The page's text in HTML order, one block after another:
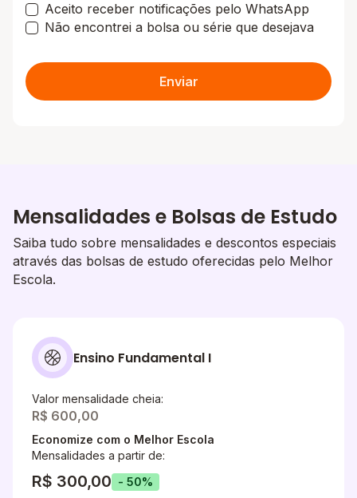
Aceito receber notificações pelo WhatsApp
Não encontrei a bolsa ou série que desejava
Enviar
Mensalidades e Bolsas de Estudo
Saiba tudo sobre mensalidades e descontos especiais
através das bolsas de estudo oferecidas pelo Melhor
Escola.
Ensino Fundamental I
Valor mensalidade cheia:
R$ 600,00
Economize com o Melhor Escola
Mensalidades a partir de:
R$ 300,00 - 50%